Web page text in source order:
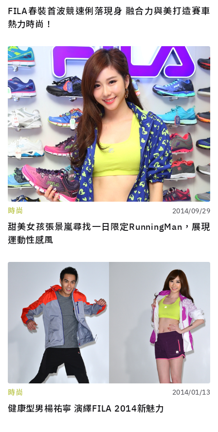
FILA春裝首波競速俐落現身 融合力與美打造賽車
熱力時尚！
時尚 2014/09/29
甜美女孩張景嵐尋找一日限定RunningMan，展現
運動性感風
時尚 2014/01/13
健康型男楊祐寧 演繹FILA 2014新魅力